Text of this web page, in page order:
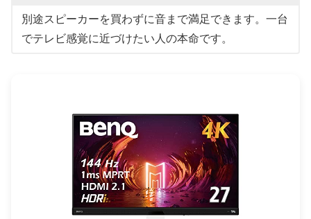
別途スピーカーを買わずに音まで満足できます。一台
でテレビ感覚に近づけたい人の本命です。